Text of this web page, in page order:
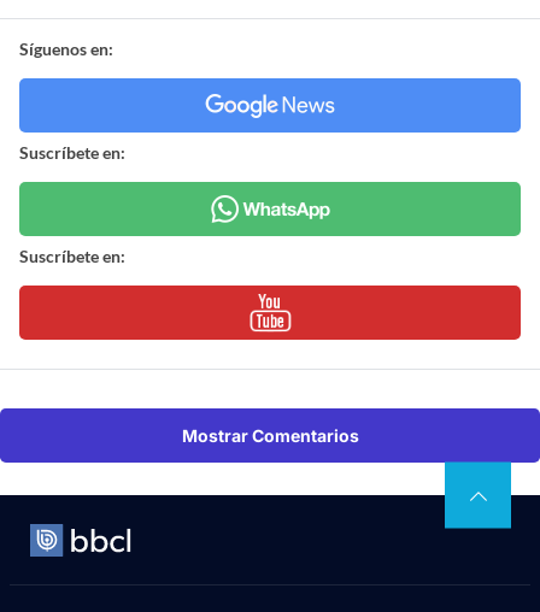
Síguenos en:
Suscríbete en:
Suscríbete en:
Mostrar Comentarios